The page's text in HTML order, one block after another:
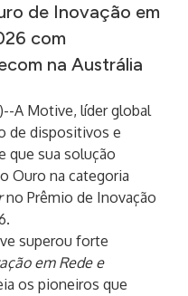
de Inovação em
com
na Austrália
)--A Motive, líder global
de dispositivos e
que sua solução
Ouro na categoria
no Prêmio de Inovação
superou forte
em Rede e
os pioneiros que